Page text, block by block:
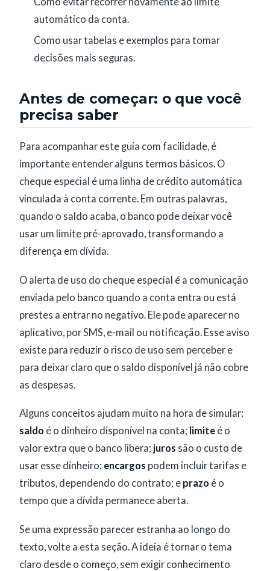
automático da conta.
Como usar tabelas e exemplos para tomar
decisões mais seguras.
Antes de começar: o que você
precisa saber
Para acompanhar este guia com facilidade, é
importante entender alguns termos básicos. O
cheque especial é uma linha de crédito automática
vinculada à conta corrente. Em outras palavras,
quando o saldo acaba, o banco pode deixar você
usar um limite pré-aprovado, transformando a
diferença em dívida.
O alerta de uso do cheque especial é a comunicação
enviada pelo banco quando a conta entra ou está
prestes a entrar no negativo. Ele pode aparecer no
aplicativo, por SMS, e-mail ou notificação. Esse aviso
existe para reduzir o risco de uso sem perceber e
para deixar claro que o saldo disponível já não cobre
as despesas.
Alguns conceitos ajudam muito na hora de simular:
saldo é o dinheiro disponível na conta; limite é o
valor extra que o banco libera; juros são o custo de
usar esse dinheiro; encargos podem incluir tarifas e
tributos, dependendo do contrato; e prazo é o
tempo que a dívida permanece aberta.
Se uma expressão parecer estranha ao longo do
texto, volte a esta seção. A ideia é tornar o tema
claro desde o começo, sem exigir conhecimento